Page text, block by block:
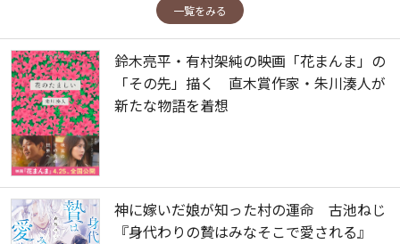
一覧をみる
鈴木亮平・有村架純の映画「花まんま」の
「その先」描く 直木賞作家・朱川湊人が
新たな物語を着想
神に嫁いだ娘が知った村の運命 古池ねじ
『身代わりの贄はみなそこで愛される』